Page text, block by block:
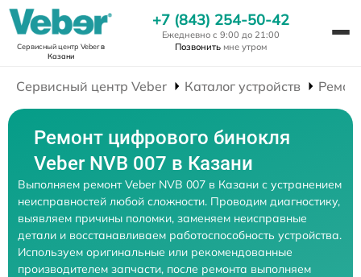
Сервисный центр Veberв
Казани
+7 (843) 254-50-42
Ежедневно с 9:00 до 21:00
Позвонить мне утром
Сервисный центр Veber Каталог устройств
Ремонт цифрового бинокля
Veber NVB 007 в Казани
Выполняем ремонт Veber NVB 007 в Казани с устранением
неисправностей любой сложности. Проводим диагностику,
выявляем причины поломки, заменяем неисправные
детали и восстанавливаем работоспособность устройства.
Используем оригинальные или рекомендованные
производителем запчасти, после ремонта выполняем